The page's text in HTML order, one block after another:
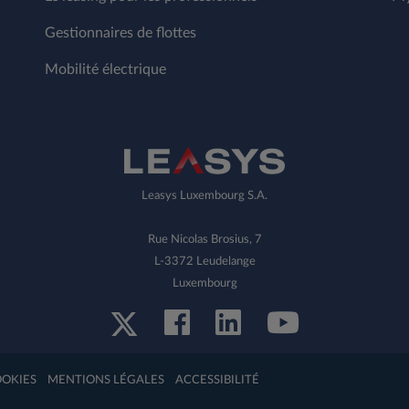
Gestionnaires de flottes
Mobilité électrique
Leasys Luxembourg S.A.
Rue Nicolas Brosius, 7
L-3372 Leudelange
Luxembourg
MENTIONS LÉGALES ACCESSIBILITÉ